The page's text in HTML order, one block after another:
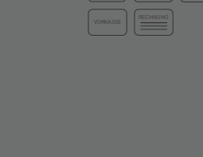
VORKASSE
RECHNUNG